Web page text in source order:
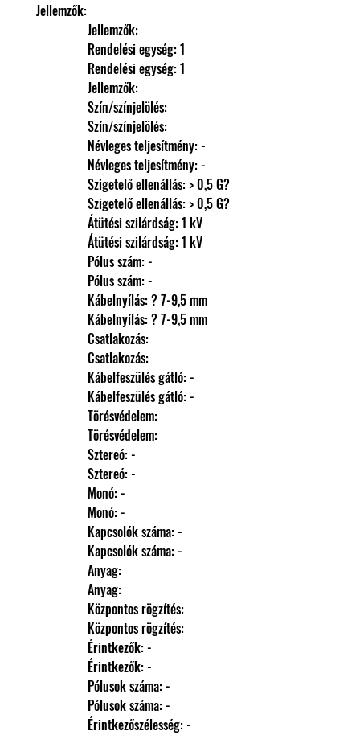
Jellemzők:
                Jellemzők:
                Rendelési egység: 1
                Rendelési egység: 1
                Jellemzők:
                Szín/színjelölés:
                Szín/színjelölés:
                Névleges teljesítmény: -
                Névleges teljesítmény: -
                Szigetelő ellenállás: > 0,5 G?
                Szigetelő ellenállás: > 0,5 G?
                Átütési szilárdság: 1 kV
                Átütési szilárdság: 1 kV
                Pólus szám: -
                Pólus szám: -
                Kábelnyílás: ? 7-9,5 mm
                Kábelnyílás: ? 7-9,5 mm
                Csatlakozás:
                Csatlakozás:
                Kábelfeszülés gátló: -
                Kábelfeszülés gátló: -
                Törésvédelem:
                Törésvédelem:
                Sztereó: -
                Sztereó: -
                Monó: -
                Monó: -
                Kapcsolók száma: -
                Kapcsolók száma: -
                Anyag:
                Anyag:
                Központos rögzítés:
                Központos rögzítés:
                Érintkezők: -
                Érintkezők: -
                Pólusok száma: -
                Pólusok száma: -
                Érintkezőszélesség: -